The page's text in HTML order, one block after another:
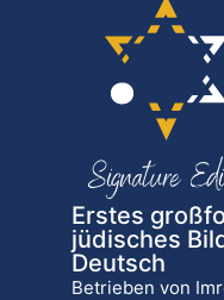
Erstes
jüdisches
Deutsch
Betrieben von